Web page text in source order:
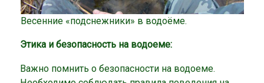
Весенние «подснежники» в водоёме.
Этика и безопасность на водоеме:
Важно помнить о безопасности на водоеме.